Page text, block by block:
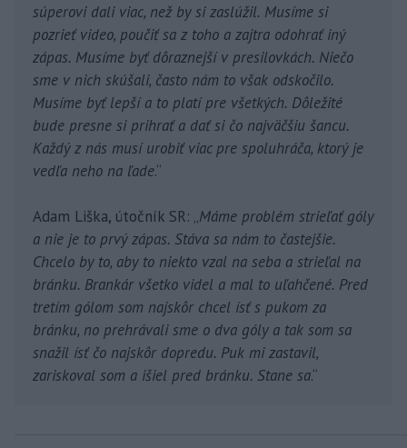
súperovi dali viac, než by si zaslúžil. Musíme si
pozrieť video, poučiť sa z toho a zajtra odohrať iný
zápas. Musíme byť dôraznejší v presilovkách. Niečo
sme v nich skúšali, často nám to však odskočilo.
Musíme byť lepší a to platí pre všetkých. Dôležité
bude presne si prihrať a dať si čo najväčšiu šancu.
Každý z nás musí urobiť viac pre spoluhráča, ktorý je
vedľa neho na ľade.“
Adam Liška, útočník SR: „Máme problém strieľať góly
a nie je to prvý zápas. Stáva sa nám to častejšie.
Chcelo by to, aby to niekto vzal na seba a strieľal na
bránku. Brankár všetko videl a mal to uľahčené. Pred
tretím gólom som najskôr chcel ísť s pukom za
bránku, no prehrávali sme o dva góly a tak som sa
snažil ísť čo najskôr dopredu. Puk mi zastavil,
zariskoval som a išiel pred bránku. Stane sa.“